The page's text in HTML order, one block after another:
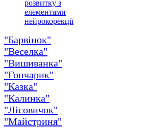
розвитку з
елементами
нейрокорекції
"Барвінок"
"Веселка"
"Вишиванка"
"Гончарик"
"Казка"
"Калинка"
"Лісовичок"
"Майстриня"